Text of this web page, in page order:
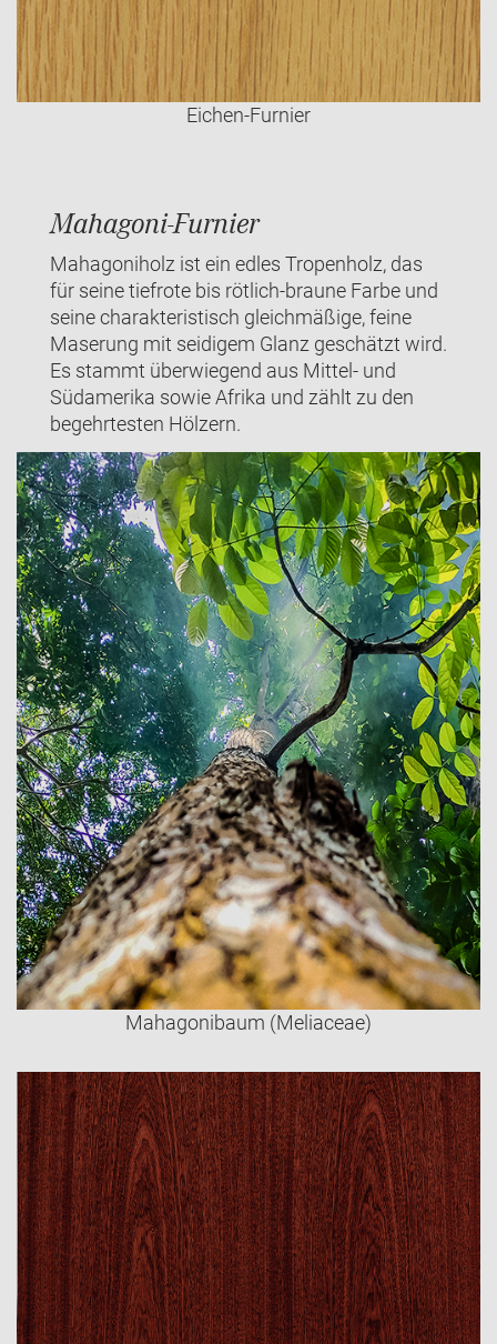
Eichen-Furnier
Mahagoni-Furnier
Mahagoniholz ist ein edles Tropenholz, das
für seine tiefrote bis rötlich-braune Farbe und
seine charakteristisch gleichmäßige, feine
Maserung mit seidigem Glanz geschätzt wird.
Es stammt überwiegend aus Mittel- und
Südamerika sowie Afrika und zählt zu den
begehrtesten Hölzern.
Mahagonibaum (Meliaceae)